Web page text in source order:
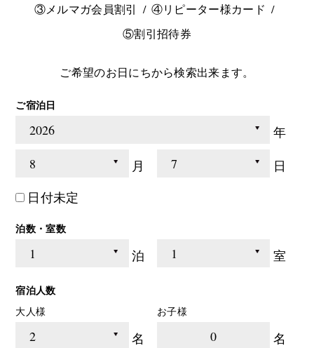
③メルマガ会員割引
④リピーター様カード
⑤割引招待券
ご希望のお日にちから検索出来ます。
ご宿泊日
年
月
日
日付未定
泊数・室数
泊 室
宿泊人数
大人様
名
お子様
0 名